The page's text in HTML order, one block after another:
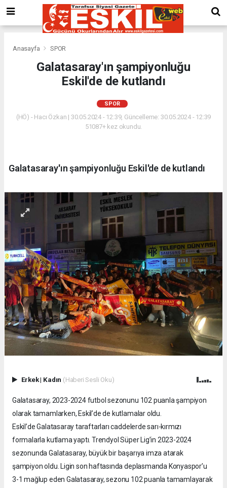
Anasayfa SPOR
Galatasaray'ın şampiyonluğu
Eskil'de de kutlandı
SPOR
(HÖ) - Hacı Özkan | 30.05.2024 - 12:39, Güncelleme: 30.05.2024 - 12:39
51087+ kez okundu.
Galatasaray'ın şampiyonluğu Eskil'de de kutlandı
Erkek| Kadın (Haberi Sesli Oku)
Galatasaray, 2023-2024 futbol sezonunu 102 puanla şampiyon
olarak tamamlarken, Eskil’de de kutlamalar oldu.
Eskil’de Galatasaray taraftarları caddelerde sarı-kırmızı
formalarla kutlama yaptı. Trendyol Süper Lig’in 2023-2024
sezonunda Galatasaray, büyük bir başarıya imza atarak
şampiyon oldu. Ligin son haftasında deplasmanda Konyaspor’u
3-1 mağlup eden Galatasaray, sezonu 102 puanla tamamlayarak